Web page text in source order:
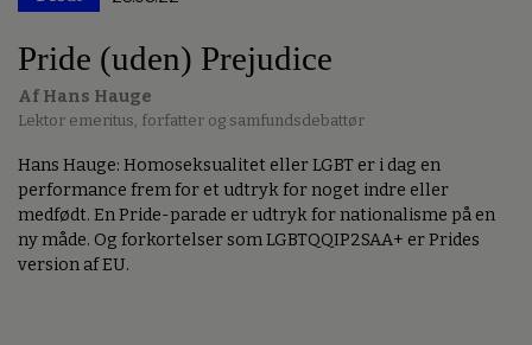
Pride (uden) Prejudice
Af Hans Hauge
Lektor emeritus, forfatter og samfundsdebattør
Hans Hauge: Homoseksualitet eller LGBT er i dag en
performance frem for et udtryk for noget indre eller
medfødt. En Pride-parade er udtryk for nationalisme på en
ny måde. Og forkortelser som LGBTQQIP2SAA+ er Prides
version af EU.